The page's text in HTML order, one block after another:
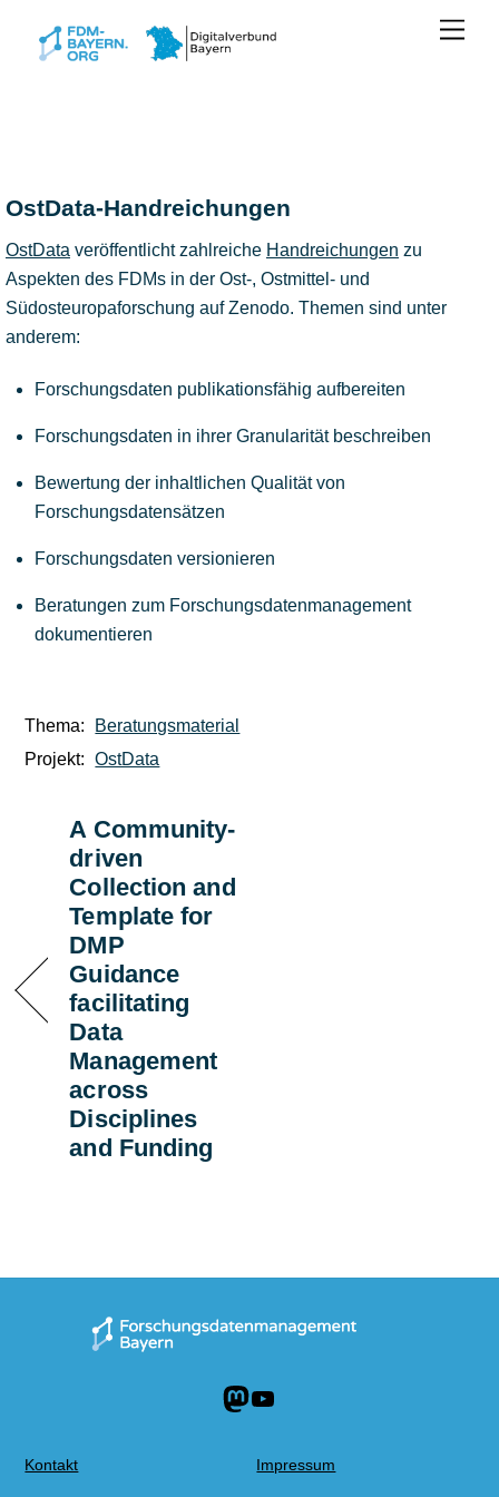
Inhalt
OstData-Handreichungen
OstData veröffentlicht zahlreiche Handreichungen zu
Aspekten des FDMs in der Ost-, Ostmittel- und
Südosteuropaforschung auf Zenodo. Themen sind unter
anderem:
Forschungsdaten publikationsfähig aufbereiten
Forschungsdaten in ihrer Granularität beschreiben
Bewertung der inhaltlichen Qualität von
Forschungsdatensätzen
Forschungsdaten versionieren
Beratungen zum Forschungsdatenmanagement
dokumentieren
Thema:
Beratungsmaterial
Projekt:
OstData
A Community-
driven
Collection and
Template for
DMP
Guidance
facilitating
Data
Management
across
Disciplines
and Funding
Mastodon
YouTube
Kontakt Impressum